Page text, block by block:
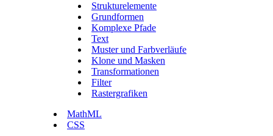
Strukturelemente
Grundformen
Komplexe Pfade
Text
Muster und Farbverläufe
Klone und Masken
Transformationen
Filter
Rastergrafiken
MathML
CSS